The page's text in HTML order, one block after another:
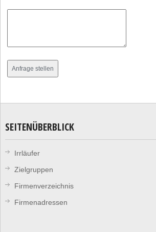
SEITENÜBERBLICK
Irrläufer
Zielgruppen
Firmenverzeichnis
Firmenadressen